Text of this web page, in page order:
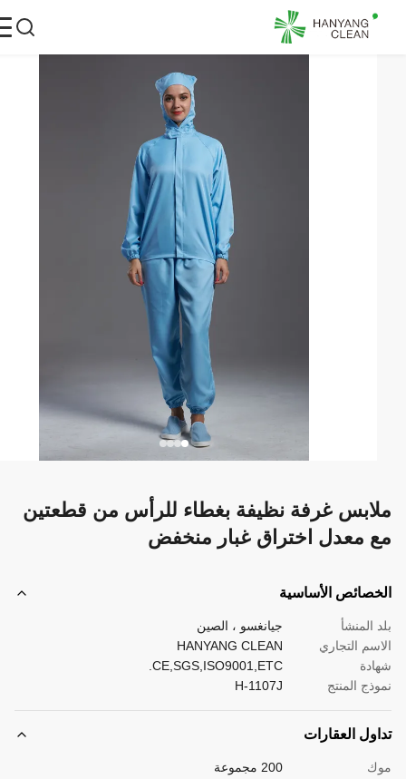
غرفة نظيفة بغطاء للرأس من قطعتين
معدل اختراق غبار منخفض
الأساسية
المنشأ
جيانغسو ، الصين
التجاري
HANYANG CLEAN
CE,SGS,ISO9001,ETC.
المنتج
H-1107J
العقارات